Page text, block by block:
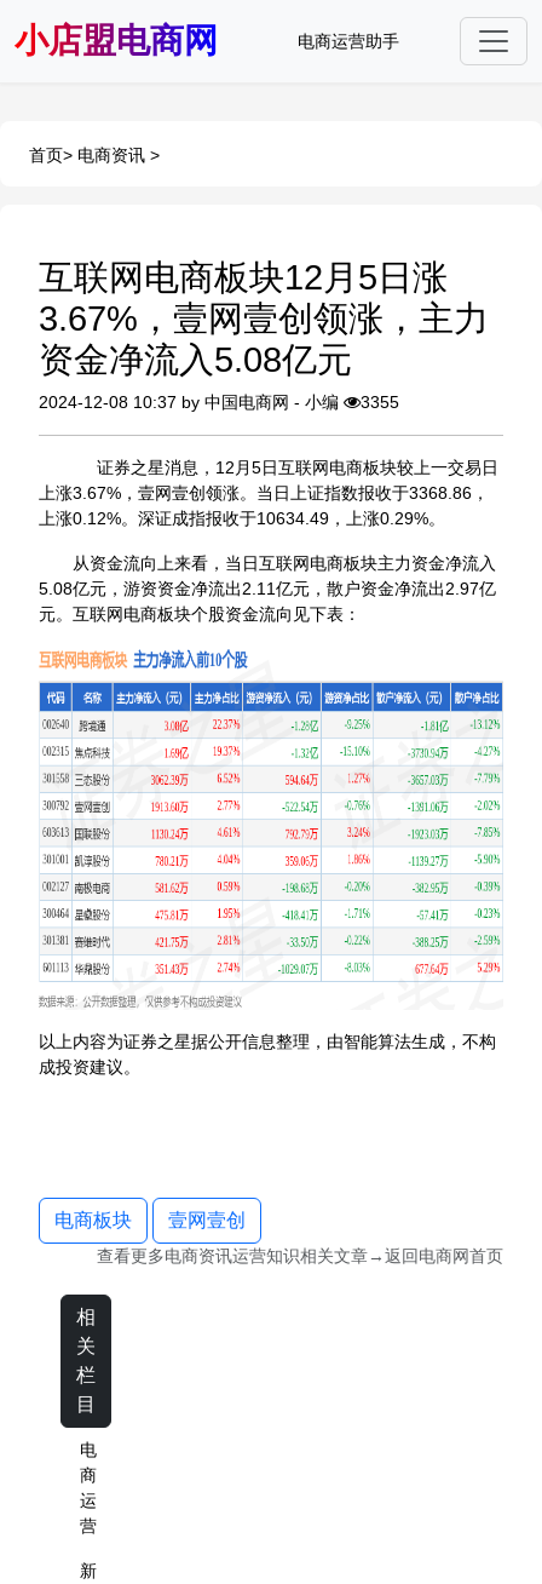
小店盟电商网 电商运营助手
首页> 电商资讯 >
互联网电商板块12月5日涨
3.67%，壹网壹创领涨，主力
资金净流入5.08亿元
2024-12-08 10:37 by 中国电商网 - 小编 3355
证券之星消息，12月5日互联网电商板块较上一交易日
上涨3.67%，壹网壹创领涨。当日上证指数报收于3368.86，
上涨0.12%。深证成指报收于10634.49，上涨0.29%。
从资金流向上来看，当日互联网电商板块主力资金净流入
5.08亿元，游资资金净流出2.11亿元，散户资金净流出2.97亿
元。互联网电商板块个股资金流向见下表：
以上内容为证券之星据公开信息整理，由智能算法生成，不构
成投资建议。
电商板块 壹网壹创
查看更多电商资讯运营知识相关文章→返回电商网首页
相
关
栏
目
电
商
运
营
新